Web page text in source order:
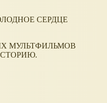
СЕРДЦЕ
МУЛЬТФИЛЬМОВ